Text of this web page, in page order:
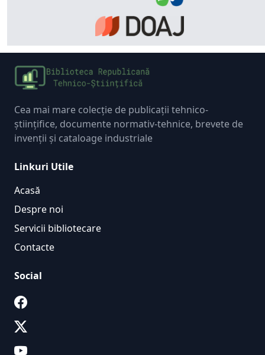
Cea mai mare colecție de publicații tehnico-
științifice, documente normativ-tehnice, brevete de
invenții și cataloage industriale
Linkuri Utile
Acasă
Despre noi
Servicii bibliotecare
Contacte
Social